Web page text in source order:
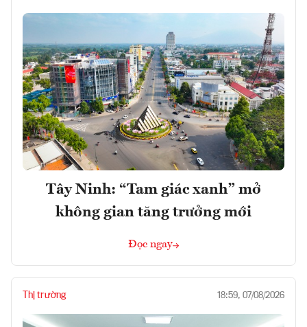
Tây Ninh: “Tam giác xanh” mở
không gian tăng trưởng mới
Đọc ngay
Thị trường 18:59, 07/08/2026